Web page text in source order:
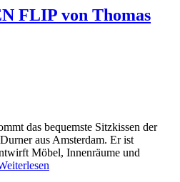
FLIP von Thomas
das bequemste Sitzkissen der
aus Amsterdam. Er ist
Möbel, Innenräume und